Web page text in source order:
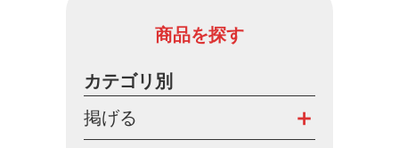
商品を探す
カテゴリ別
掲げる